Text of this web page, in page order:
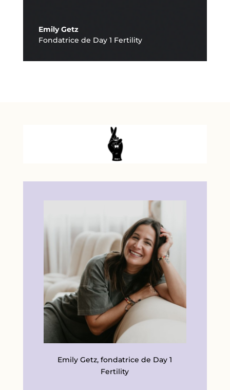
Emily Getz
Fondatrice de Day 1 Fertility
Emily Getz, fondatrice de Day 1
Fertility